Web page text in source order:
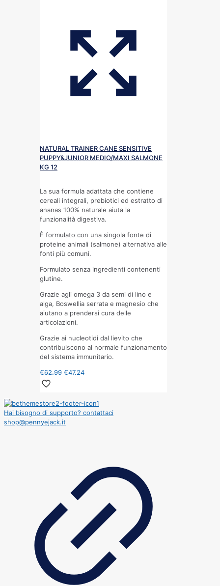
NATURAL TRAINER CANE SENSITIVE
PUPPY&JUNIOR MEDIO/MAXI SALMONE
KG 12
La sua formula adattata che contiene
cereali integrali, prebiotici ed estratto di
ananas 100% naturale aiuta la
funzionalità digestiva.
È formulato con una singola fonte di
proteine animali (salmone) alternativa alle
fonti più comuni.
Formulato senza ingredienti contenenti
glutine.
Grazie agli omega 3 da semi di lino e
alga, Boswellia serrata e magnesio che
aiutano a prendersi cura delle
articolazioni.
Grazie ai nucleotidi dal lievito che
contribuiscono al normale funzionamento
del sistema immunitario.
€62.99 €47.24
Hai bisogno di supporto? contattaci
shop@pennyejack.it